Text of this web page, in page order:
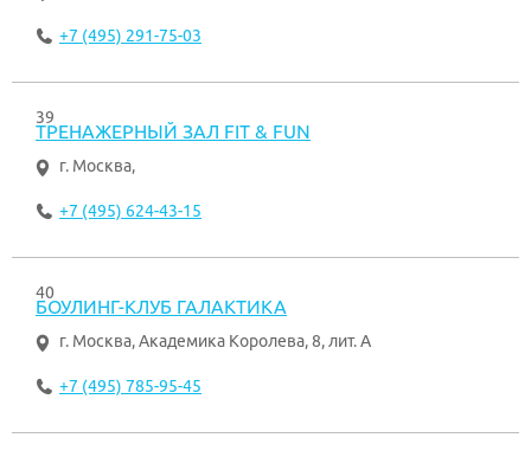
+7 (495) 291-75-03
39
ТРЕНАЖЕРНЫЙ ЗАЛ FIT & FUN
г. Москва,
+7 (495) 624-43-15
40
БОУЛИНГ-КЛУБ ГАЛАКТИКА
г. Москва,Академика Королева, 8, лит. А
+7 (495) 785-95-45